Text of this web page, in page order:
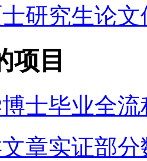
研究生论文
项目
士毕业全流
章实证部